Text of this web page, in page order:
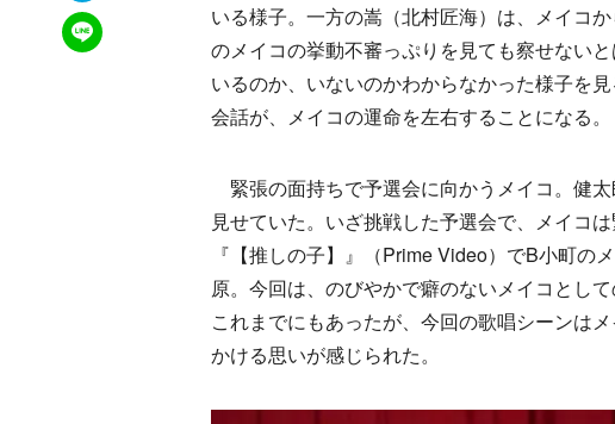
LINEで送る
いる様子。一方の嵩（北村匠海）は、メイコ
のメイコの挙動不審っぷりを見ても察せない
いるのか、いないのかわからなかった様子を
会話が、メイコの運命を左右することになる。
緊張の面持ちで予選会に向かうメイコ。健
見せていた。いざ挑戦した予選会で、メイコ
『【推しの子】』（Prime Video）でB小町の
原。今回は、のびやかで癖のないメイコとし
これまでにもあったが、今回の歌唱シーンは
かける思いが感じられた。